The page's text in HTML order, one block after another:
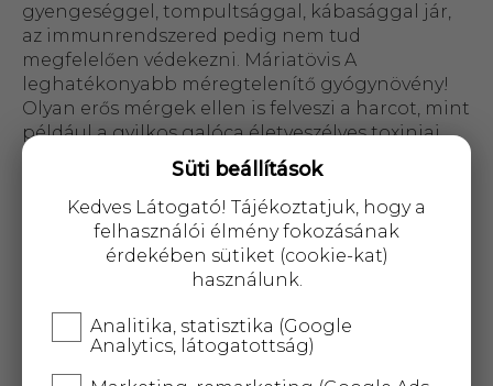
gyengeséggel, tompultsággal, kábasággal jár,
az immunrendszered pedig nem tud
megfelelően védekezni. Máriatövis A
leghatékonyabb méregtelenítő gyógynövény!
Olyan erős mérgek ellen is felveszi a harcot, mint
például a gyilkos galóca életveszélyes toxinjai.
Lebontja a káros, mérgező anyagokat, serkenti
az egészséges májsejtek termelődését,
felgyorsítja a károsodott szövetek gyógyulását. A
máj tisztítására, májbetegségek kezelésére,
epekövek, ekcéma, pikkelysömör gyógyítására is
alkalmas. Azoknak, akik szennyezettebb
nagy mennyiségű kémiai vegyszer közelében
dolgoznak, vagy rendszeresen gyógyszert
szednek, különösen hasznos rendszeres
Süti beállítások
Kedves Látogató! Tájékoztatjuk, hogy a
felhasználói élmény fokozásának
érdekében sütiket (cookie-kat)
használunk.
Analitika, statisztika (Google
Analytics, látogatottság)